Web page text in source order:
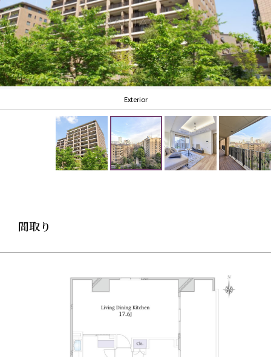
教育施設や公園、生活利便施設も充実しており、単身
者からファミリー層まで幅広い世代に指示されていま
す。
日常を穏やかに彩る住環境が魅力です。
都心でありながら、穏やかな時間が流れる住環境。
リノベーションにより新たな価値を纏った本邸で、心
地よい新生活を始めてみませんか。
器交換 / 天井カセットエアコン交換 スイッチ交換 / ダ
ウンライト交換 / 建具レバーハンドル交換 / キッチン
Exterior
間取り